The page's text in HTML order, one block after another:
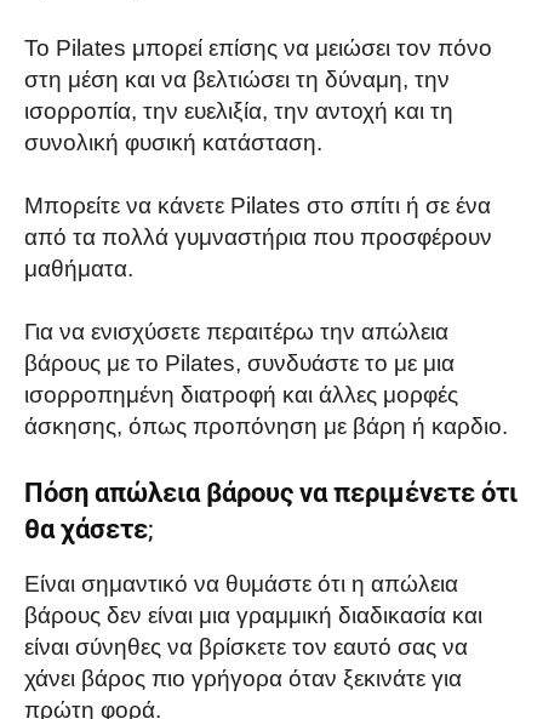
Το Pilates μπορεί επίσης να μειώσει τον πόνο
στη μέση και να βελτιώσει τη δύναμη, την
ισορροπία, την ευελιξία, την αντοχή και τη
συνολική φυσική κατάσταση.
Μπορείτε να κάνετε Pilates στο σπίτι ή σε ένα
από τα πολλά γυμναστήρια που προσφέρουν
μαθήματα.
Για να ενισχύσετε περαιτέρω την απώλεια
βάρους με το Pilates, συνδυάστε το με μια
ισορροπημένη διατροφή και άλλες μορφές
άσκησης, όπως προπόνηση με βάρη ή καρδιο.
Πόση απώλεια βάρους να περιμένετε ότι
θα χάσετε;
Είναι σημαντικό να θυμάστε ότι η απώλεια
βάρους δεν είναι μια γραμμική διαδικασία και
είναι σύνηθες να βρίσκετε τον εαυτό σας να
χάνει βάρος πιο γρήγορα όταν ξεκινάτε για
πρώτη φορά.